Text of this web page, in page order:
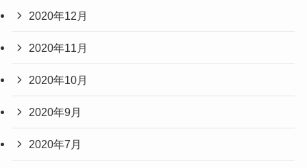
2020年12月
2020年11月
2020年10月
2020年9月
2020年7月